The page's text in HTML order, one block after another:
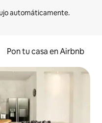
Pon tu casa en Airbnb